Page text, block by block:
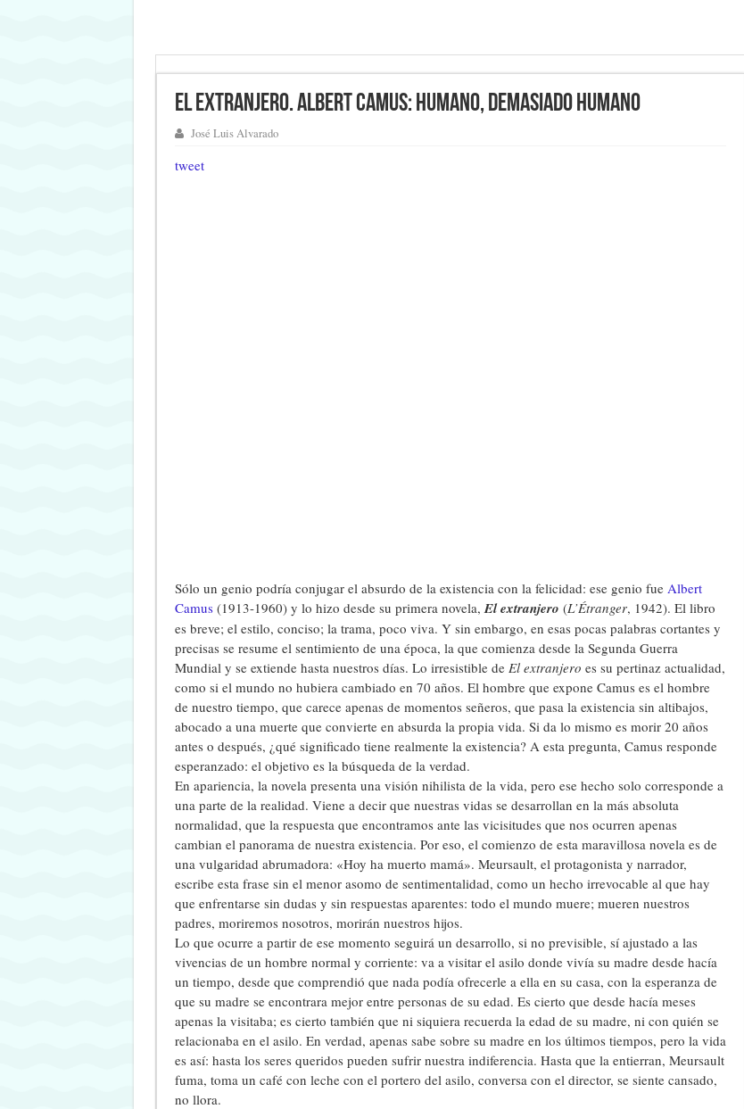
El extranjero. Albert Camus: Humano, demasiado humano
José Luis Alvarado
tweet
Sólo un genio podría conjugar el absurdo de la existencia con la felicidad: ese genio fue Albert
Camus(1913-1960) y lo hizo desde su primera novela,El extranjero (L’Étranger, 1942). El libro
es breve; el estilo, conciso; la trama, poco viva. Y sin embargo, en esas pocas palabras cortantes y
precisas se resume el sentimiento de una época, la que comienza desde la Segunda Guerra
Mundial y se extiende hasta nuestros días. Lo irresistible de El extranjero es su pertinaz actualidad,
como si el mundo no hubiera cambiado en 70 años. El hombre que expone Camus es el hombre
de nuestro tiempo, que carece apenas de momentos señeros, que pasa la existencia sin altibajos,
abocado a una muerte que convierte en absurda la propia vida. Si da lo mismo es morir 20 años
antes o después, ¿qué significado tiene realmente la existencia? A esta pregunta, Camus responde
esperanzado: el objetivo es la búsqueda de la verdad.
En apariencia, la novela presenta una visión nihilista de la vida, pero ese hecho solo corresponde a
una parte de la realidad. Viene a decir que nuestras vidas se desarrollan en la más absoluta
normalidad, que la respuesta que encontramos ante las vicisitudes que nos ocurren apenas
cambian el panorama de nuestra existencia. Por eso, el comienzo de esta maravillosa novela es de
una vulgaridad abrumadora: «Hoy ha muerto mamá». Meursault, el protagonista y narrador,
escribe esta frase sin el menor asomo de sentimentalidad, como un hecho irrevocable al que hay
que enfrentarse sin dudas y sin respuestas aparentes: todo el mundo muere; mueren nuestros
padres, moriremos nosotros, morirán nuestros hijos.
Lo que ocurre a partir de ese momento seguirá un desarrollo, si no previsible, sí ajustado a las
vivencias de un hombre normal y corriente: va a visitar el asilo donde vivía su madre desde hacía
un tiempo, desde que comprendió que nada podía ofrecerle a ella en su casa, con la esperanza de
que su madre se encontrara mejor entre personas de su edad. Es cierto que desde hacía meses
apenas la visitaba; es cierto también que ni siquiera recuerda la edad de su madre, ni con quién se
relacionaba en el asilo. En verdad, apenas sabe sobre su madre en los últimos tiempos, pero la vida
es así: hasta los seres queridos pueden sufrir nuestra indiferencia. Hasta que la entierran, Meursault
fuma, toma un café con leche con el portero del asilo, conversa con el director, se siente cansado,
no llora.